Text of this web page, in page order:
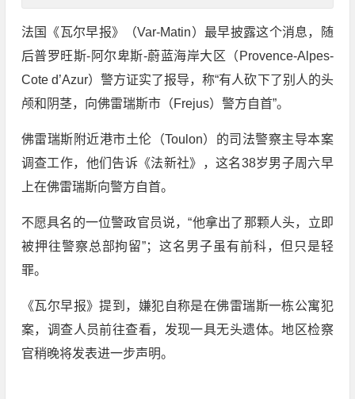
法国《瓦尔早报》（Var-Matin）最早披露这个消息，随
后普罗旺斯-阿尔卑斯-蔚蓝海岸大区（Provence-Alpes-
Cote d’Azur）警方证实了报导，称“有人砍下了别人的头
颅和阴茎，向佛雷瑞斯市（Frejus）警方自首”。
佛雷瑞斯附近港市土伦（Toulon）的司法警察主导本案
调查工作，他们告诉《法新社》，这名38岁男子周六早
上在佛雷瑞斯向警方自首。
不愿具名的一位警政官员说，“他拿出了那颗人头，立即
被押往警察总部拘留”；这名男子虽有前科，但只是轻
罪。
《瓦尔早报》提到，嫌犯自称是在佛雷瑞斯一栋公寓犯
案，调查人员前往查看，发现一具无头遗体。地区检察
官稍晚将发表进一步声明。